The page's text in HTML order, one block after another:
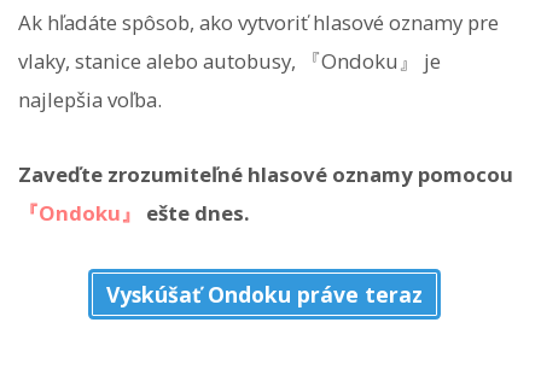
Ak hľadáte spôsob, ako vytvoriť hlasové oznamy pre
vlaky, stanice alebo autobusy, 『Ondoku』 je
najlepšia voľba.
Zaveďte zrozumiteľné hlasové oznamy pomocou
『Ondoku』
ešte dnes.
Vyskúšať Ondoku práve teraz